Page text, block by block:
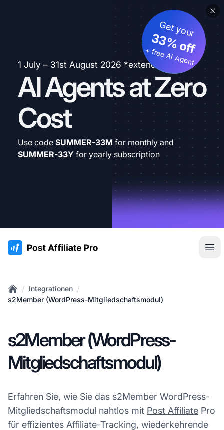
1 July – 31st August 2026 *extended
AI Agents at Zero
Cost
Get your
33% off
+ free AI Agent
Use code SUMMER-33M for monthly and
SUMMER-33Y for yearly subscription
:site.title
Home
/ Integrationen /
s2Member (WordPress-Mitgliedschaftsmodul)
s2Member (WordPress-
Mitgliedschaftsmodul)
Erfahren Sie, wie Sie das s2Member WordPress-
Mitgliedschaftsmodul nahtlos mit Post Affiliate Pro
für effizientes Affiliate-Tracking, wiederkehrende